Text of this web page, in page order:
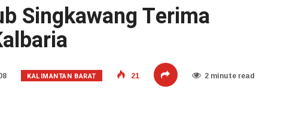
Singkawang Terima
KALIMANTAN BARAT 21 2 minute read